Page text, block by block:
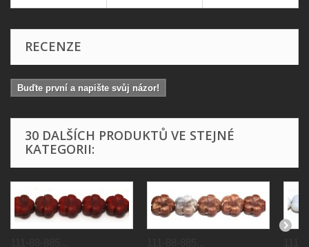
RECENZE
Buďte první a napište svůj názor!
30 DALŠÍCH PRODUKTŮ VE STEJNÉ
KATEGORII: